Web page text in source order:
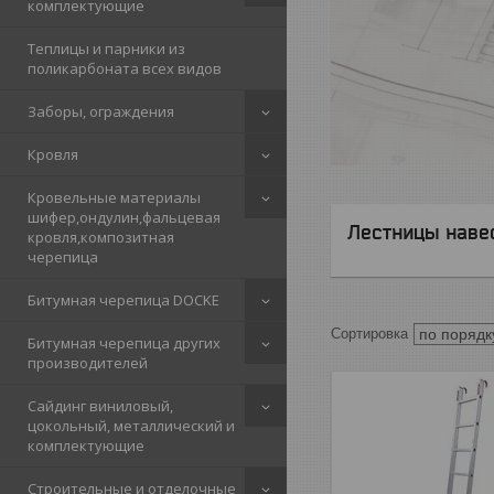
комплектующие
Теплицы и парники из
поликарбоната всех видов
Заборы, ограждения
Кровля
Кровельные материалы
шифер,ондулин,фальцевая
кровля,композитная
черепица
Битумная черепица DOCKE
Битумная черепица других
производителей
Сайдинг виниловый,
цокольный, металлический и
комплектующие
Строительные и отделочные
Лестницы